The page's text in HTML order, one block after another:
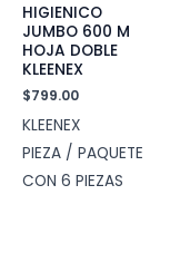
HIGIENICO
JUMBO 600 M
HOJA DOBLE
KLEENEX
$799.00
KLEENEX
PIEZA / PAQUETE
CON 6 PIEZAS